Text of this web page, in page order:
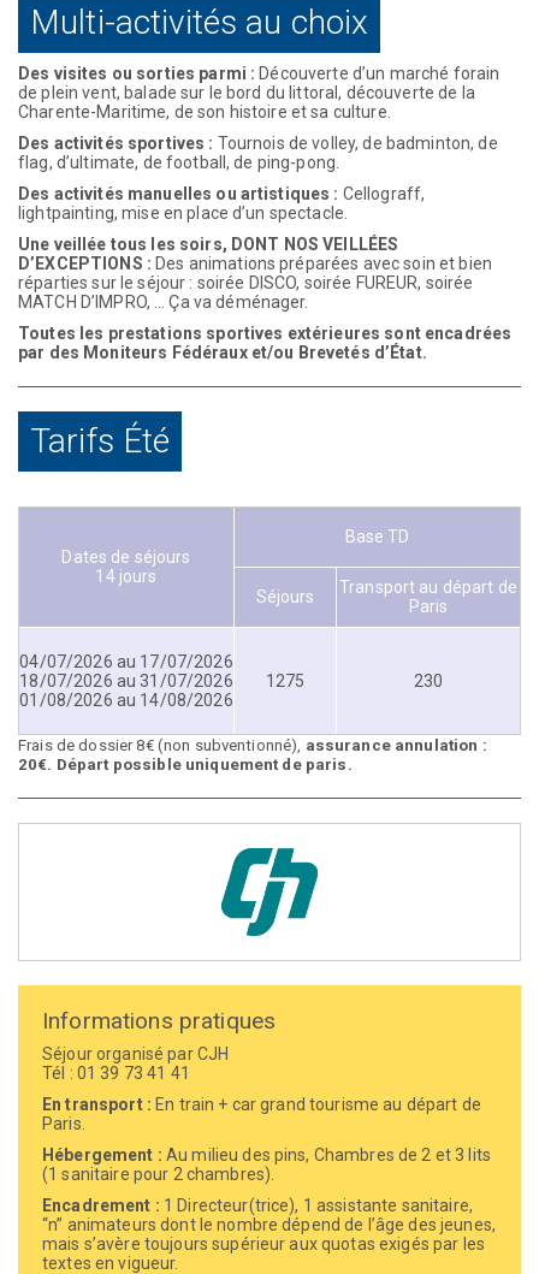
Multi-activités au choix
Des visites ou sorties parmi : Découverte d’un marché forain
de plein vent, balade sur le bord du littoral, découverte de la
Charente-Maritime, de son histoire et sa culture.
Des activités sportives : Tournois de volley, de badminton, de
flag, d’ultimate, de football, de ping-pong.
Des activités manuelles ou artistiques : Cellograff,
lightpainting, mise en place d’un spectacle.
Une veillée tous les soirs, DONT NOS VEILLÉES
D’EXCEPTIONS : Des animations préparées avec soin et bien
réparties sur le séjour : soirée DISCO, soirée FUREUR, soirée
MATCH D’IMPRO, … Ça va déménager.
Toutes les prestations sportives extérieures sont encadrées
par des Moniteurs Fédéraux et/ou Brevetés d’État.
Tarifs Été
Dates de séjours
14 jours
Base TD
Séjours
Transport au départ de
Paris
04/07/2026 au 17/07/2026
18/07/2026 au 31/07/2026
01/08/2026 au 14/08/2026
1275 230
Frais de dossier 8€ (non subventionné), assurance annulation :
20€. Départ possible uniquement de paris.
Informations pratiques
Séjour organisé par CJH
Tél : 01 39 73 41 41
En transport : En train + car grand tourisme au départ de
Paris.
Hébergement : Au milieu des pins, Chambres de 2 et 3 lits
(1 sanitaire pour 2 chambres).
Encadrement : 1 Directeur(trice), 1 assistante sanitaire,
“n” animateurs dont le nombre dépend de l’âge des jeunes,
mais s’avère toujours supérieur aux quotas exigés par les
textes en vigueur.